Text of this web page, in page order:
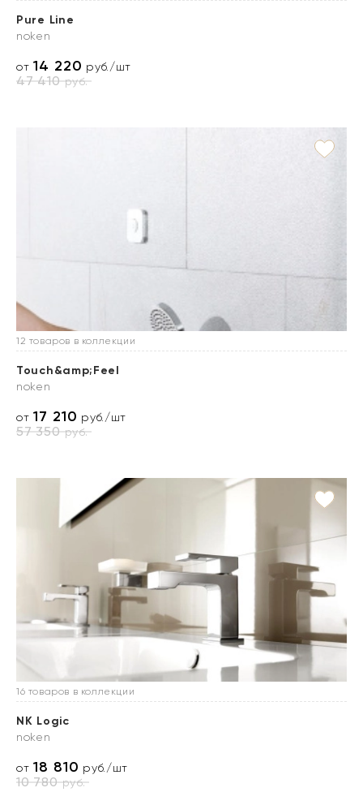
Pure Line
noken
от14 220 руб./шт
47 410руб.
12 товаров в коллекции
Touch&amp;Feel
noken
от17 210 руб./шт
57 350руб.
16 товаров в коллекции
NK Logic
noken
от18 810 руб./шт
10 780руб.